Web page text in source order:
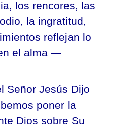
los rencores, las
la ingratitud,
reflejan lo
el alma —
Señor Jesús Dijo
poner la
Dios sobre Su